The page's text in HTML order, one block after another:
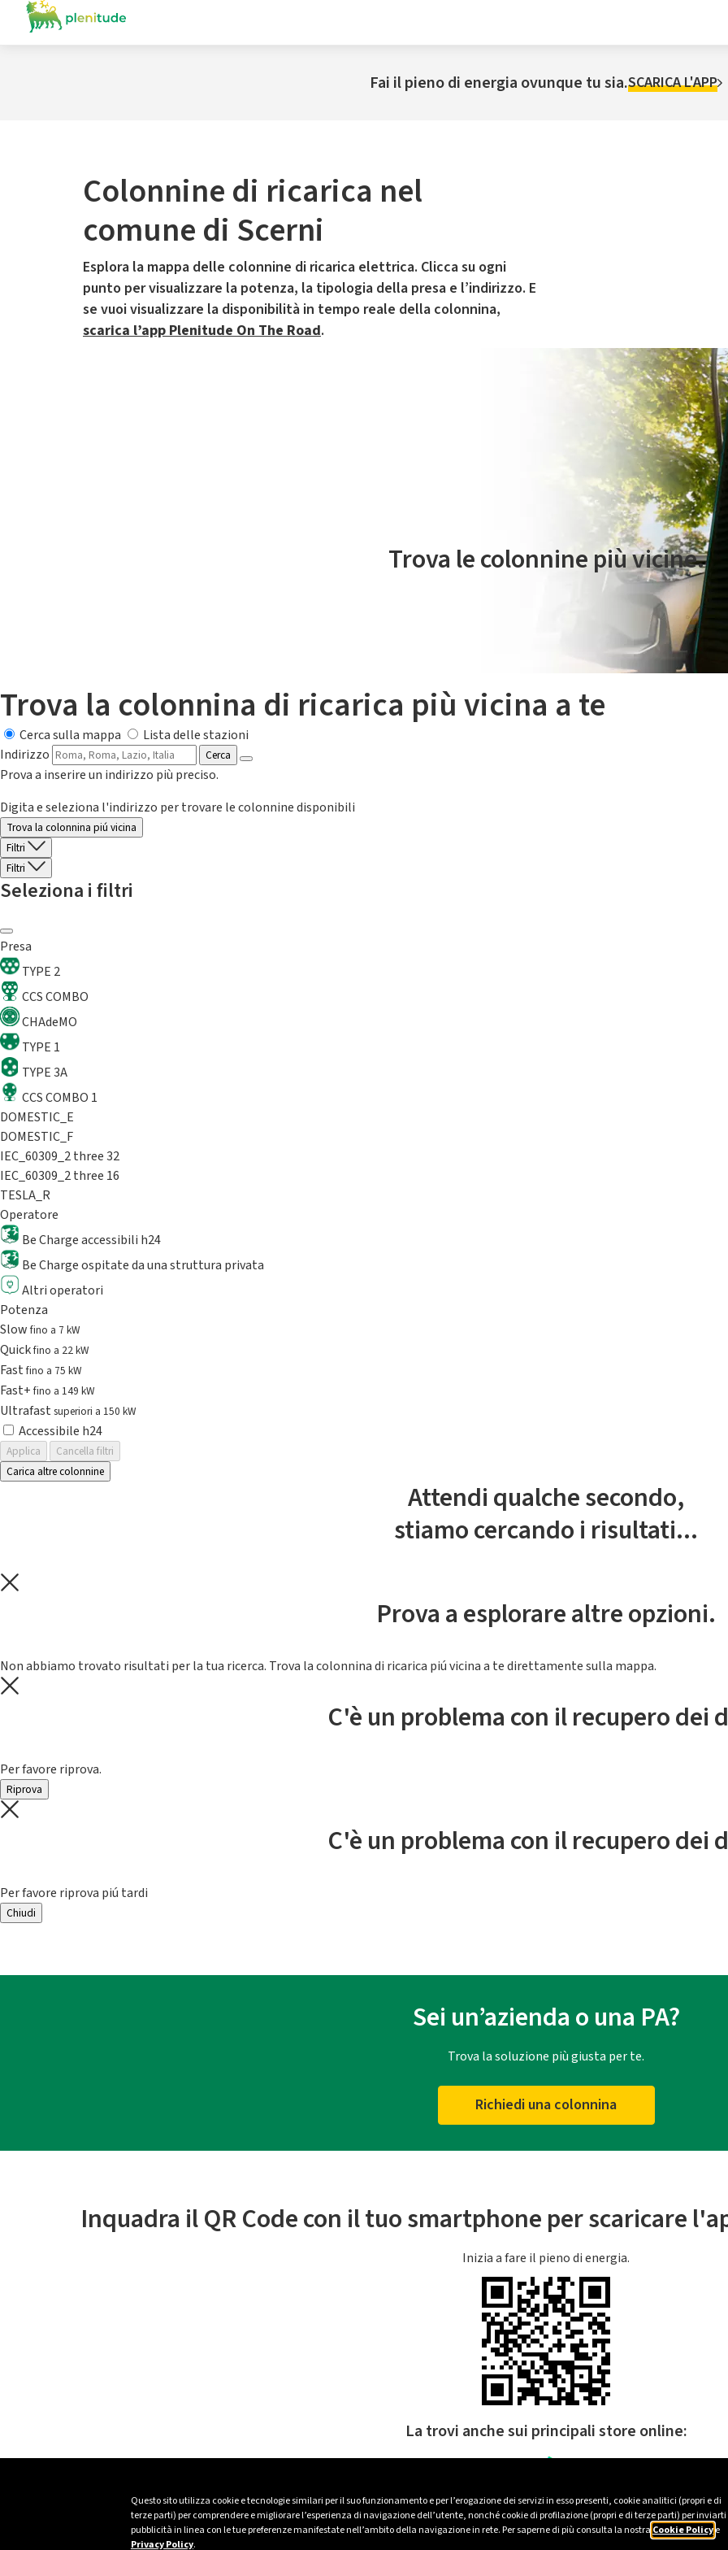
Questo sito utilizza cookie e tecnologie similari per il suo funzionamento e per l’erogazione dei servizi in esso presenti, cookie analitici (propri e di
terze parti) per comprendere e migliorare l’esperienza di navigazione dell’utente, nonché cookie di profilazione (propri e di terze parti) per inviarti
pubblicità in linea con le tue preferenze manifestate nell’ambito della navigazione in rete. Per saperne di più consulta la nostra Cookie Policye
Privacy Policy.
Fai il pieno di energia ovunque tu sia.SCARICA L'APP
Colonnine di ricarica nel
comune di Scerni
Esplora la mappa delle colonnine di ricarica elettrica. Clicca su ogni
punto per visualizzare la potenza, la tipologia della presa e l’indirizzo. E
se vuoi visualizzare la disponibilità in tempo reale della colonnina,
scarica l’app Plenitude On The Road.
Il servizio di mobilità elettrica è gestito da Plenitude On The Road
Trova le colonnine più vicine.
Trova la colonnina di ricarica più vicina a te
Cerca sulla mappa
Lista delle stazioni
Indirizzo
Cerca
Prova a inserire un indirizzo più preciso.
Digita e seleziona l'indirizzo per trovare le colonnine disponibili
Trova la colonnina piú vicina
Filtri
Filtri
Seleziona i filtri
Presa
TYPE 2
CCS COMBO
CHAdeMO
TYPE 1
TYPE 3A
CCS COMBO 1
DOMESTIC_E
DOMESTIC_F
IEC_60309_2 three 32
IEC_60309_2 three 16
TESLA_R
Operatore
Be Charge accessibili h24
Be Charge ospitate da una struttura privata
Altri operatori
Potenza
Slowfino a 7 kW
Quickfino a 22 kW
Fastfino a 75 kW
Fast+fino a 149 kW
Ultrafast superiori a 150 kW
Accessibile h24
Applica
Cancella filtri
Carica altre colonnine
Attendi qualche secondo,
stiamo cercando i risultati...
Prova a esplorare altre opzioni.
Non abbiamo trovato risultati per la tua ricerca. Trova la colonnina di ricarica piú vicina a te direttamente sulla mappa.
C'è un problema con il recupero dei
Per favore riprova.
Riprova
C'è un problema con il recupero dei
Per favore riprova piú tardi
Chiudi
Sei un’azienda o una PA?
Trova la soluzione più giusta per te.
Richiedi una colonnina
Inquadra il QR Code con il tuo smartphone per scaricare
Inizia a fare il pieno di energia.
La trovi anche sui principali store online: